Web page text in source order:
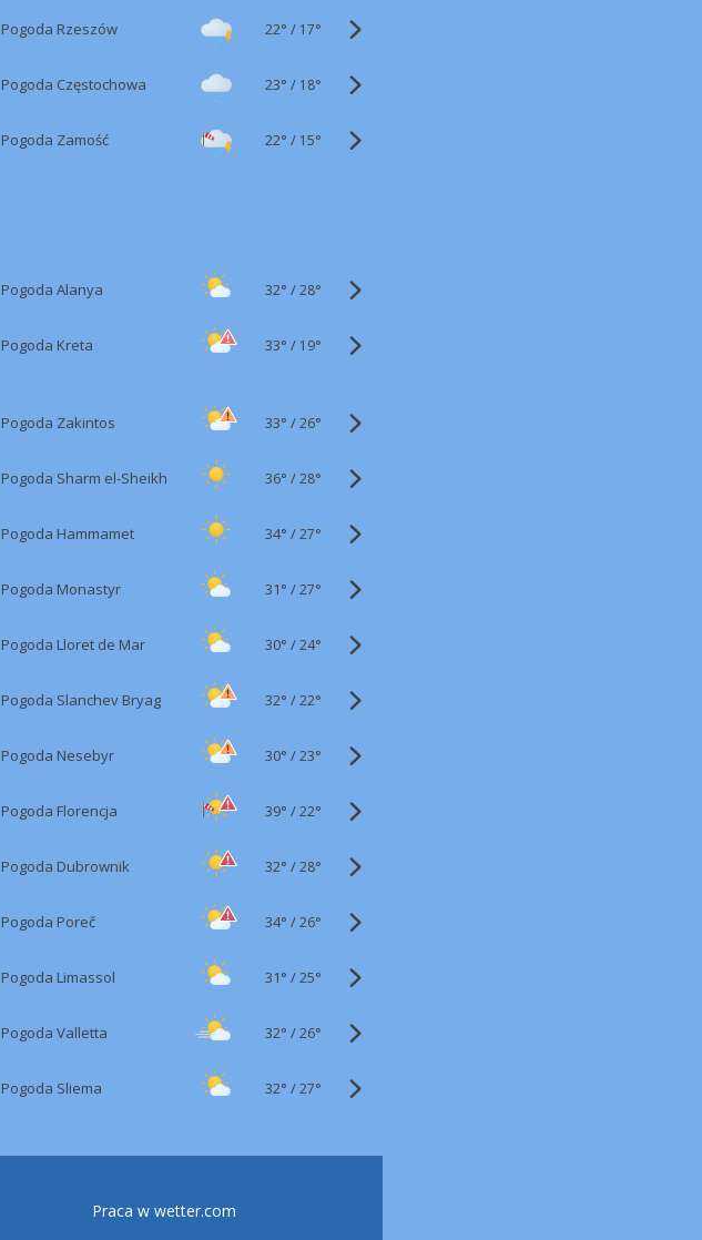
Pogoda Rzeszów 22° / 17°
Pogoda Częstochowa 23° / 18°
Pogoda Zamość 22° / 15°
Pogoda Alanya 32° /28°
Pogoda Kreta 33° / 19°
Pogoda Zakintos 33° /26°
Pogoda Sharm el-Sheikh 36° /28°
Pogoda Hammamet 34° /27°
Pogoda Monastyr 31° /27°
Pogoda Lloret de Mar 30° /24°
Pogoda Slanchev Bryag 32° /22°
Pogoda Nesebyr 30° /23°
Pogoda Florencja 39° /22°
Pogoda Dubrownik 32° /28°
Pogoda Poreč 34° /26°
Pogoda Limassol 31° /25°
Pogoda Valletta 32° /26°
Pogoda Sliema 32° /27°
Praca w wetter.com